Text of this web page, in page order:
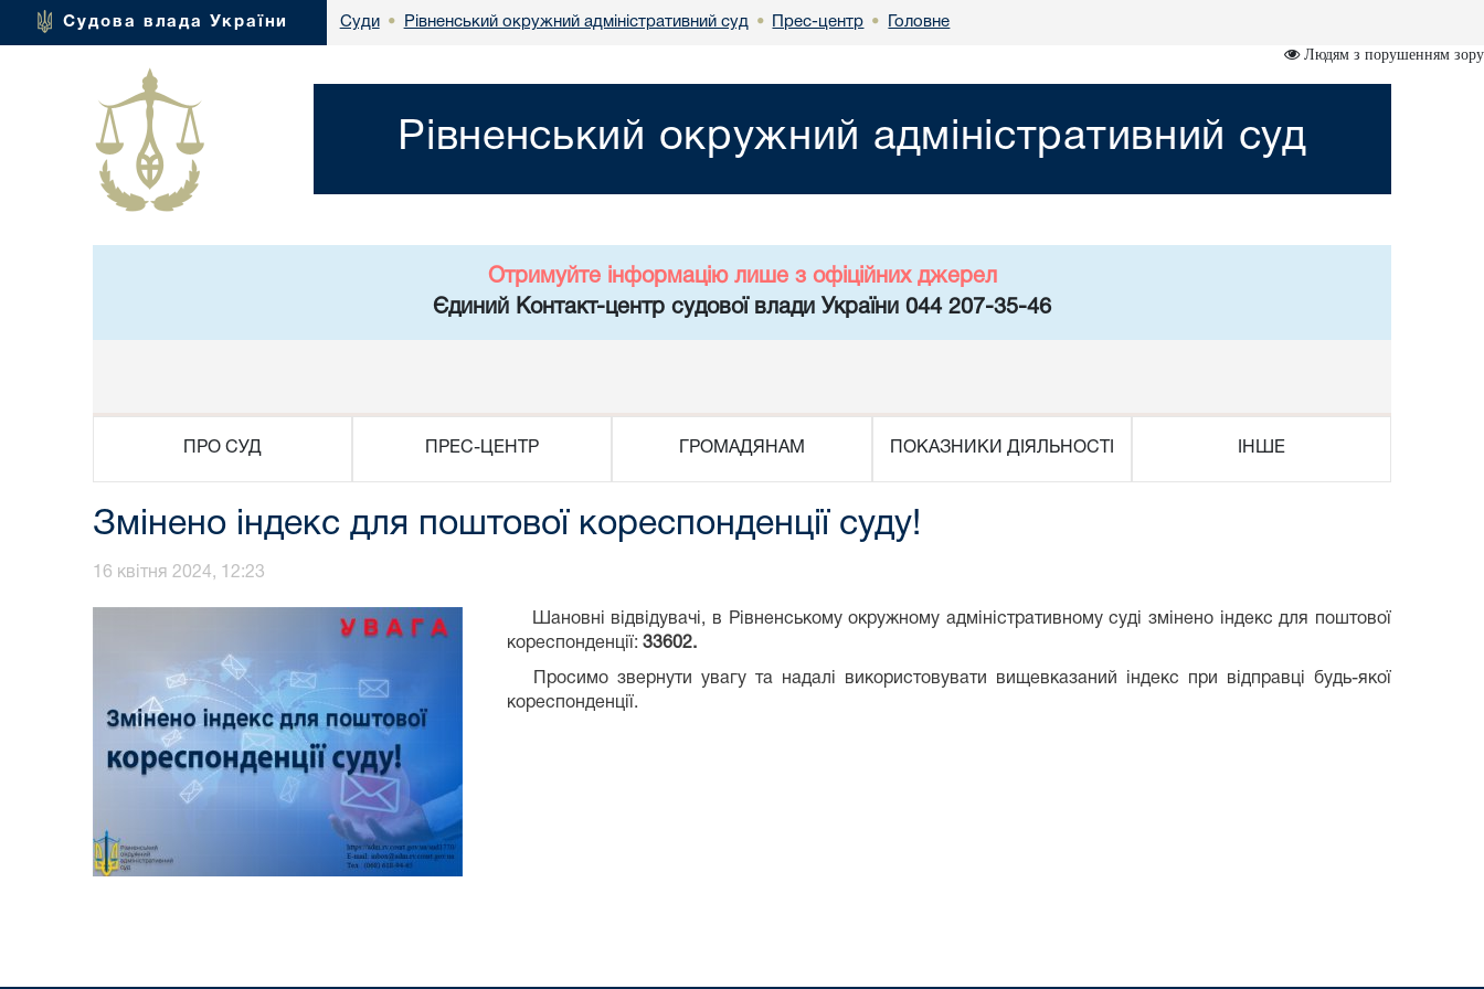
Судова влада України Суди • Рівненський окружний адміністративний суд • Прес-центр • Головне
Людям з порушенням зору
Рівненський окружний адміністративний суд
Отримуйте інформацію лише з офіційних джерел
Єдиний Контакт-центр судової влади України 044 207-35-46
ПРО СУД ПРЕС-ЦЕНТР ГРОМАДЯНАМ ПОКАЗНИКИ ДІЯЛЬНОСТІ ІНШЕ
Змінено індекс для поштової кореспонденції суду!
16 квітня 2024, 12:23
Шановні відвідувачі, в Рівненському окружному адміністративному суді змінено індекс для поштової
кореспонденції: 33602.
Просимо звернути увагу та надалі використовувати вищевказаний індекс при відправці будь-якої
кореспонденції.